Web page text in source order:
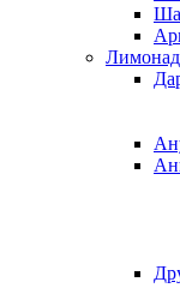
Лимонад